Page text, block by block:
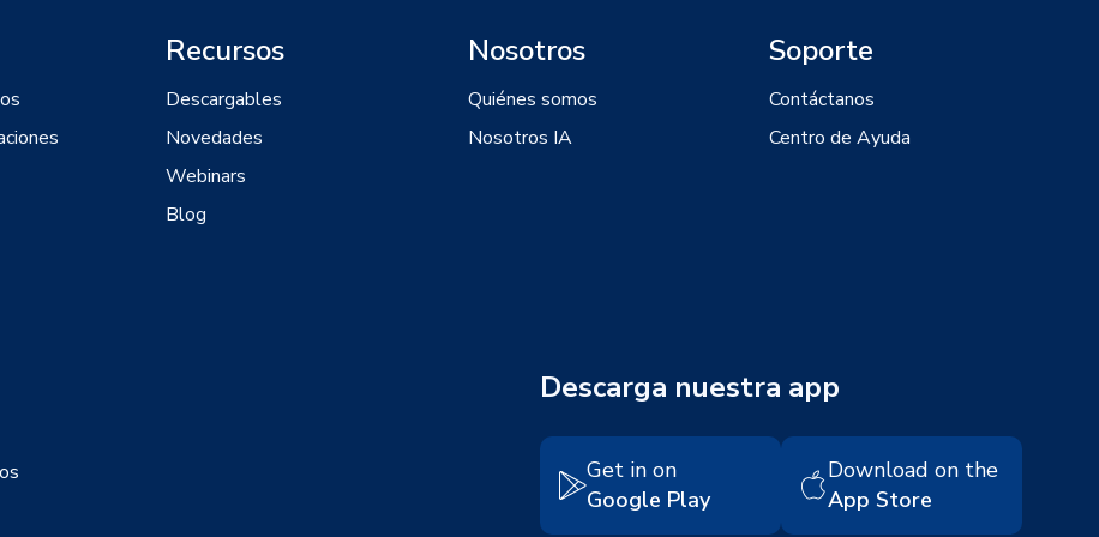
Recursos
Descargables
Novedades
Webinars
Blog
Nosotros
Quiénes somos
Nosotros IA
Soporte
Contáctanos
Centro de Ayuda
Descarga nuestra app
Get in on
Google Play
Download on the
App Store